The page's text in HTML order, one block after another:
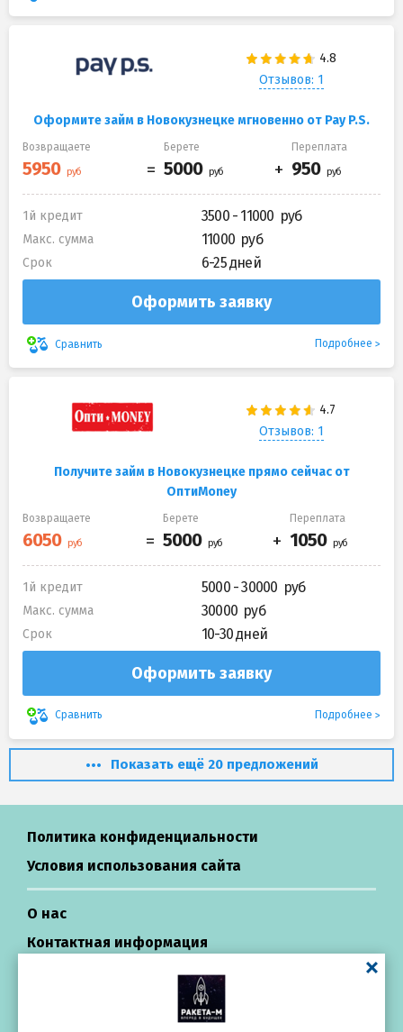
Отзывов: 1
Оформите займ в Новокузнецке мгновенно от Pay P.S.
Возвращаете Берете Переплата
1й кредит 3500 - 11000
Макс. сумма 11000
Срок 6-25 дней
Оформить заявку
Сравнить Подробнее
Отзывов: 1
Получите займ в Новокузнецке прямо сейчас от
ОптиMoney
Возвращаете Берете Переплата
1й кредит 5000 - 30000
Макс. сумма 30000
Срок 10-30 дней
Оформить заявку
Сравнить Подробнее
Показать ещё 20 предложений
Политика конфиденциальности
Условия использования сайта
О нас
Контактная информация